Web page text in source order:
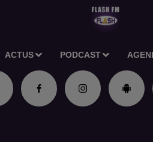
ACTUS PODCAST